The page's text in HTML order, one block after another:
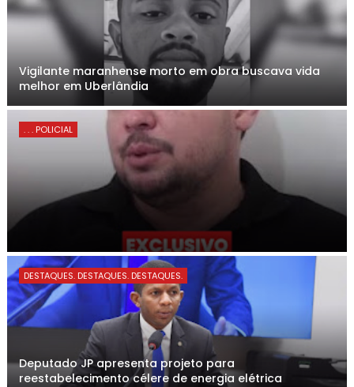
Vigilante maranhense morto em obra buscava vida
melhor em Uberlândia
. . . POLICIAL
DESTAQUES. DESTAQUES. DESTAQUES.
Deputado JP apresenta projeto para
reestabelecimento célere de energia elétrica